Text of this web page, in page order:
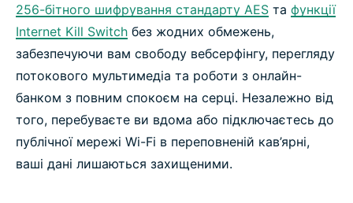
Розпочніть пробну версію ExpressVPN вже
сьогодні: 30 днів , 100% без ризику
256-бітного шифрування стандарту AES та функції
Internet Kill Switch без жодних обмежень,
забезпечуючи вам свободу вебсерфінгу, перегляду
потокового мультимедіа та роботи з онлайн-
банком з повним спокоєм на серці. Незалежно від
того, перебуваєте ви вдома або підключаєтесь до
публічної мережі Wi-Fi в переповненій кав’ярні,
ваші дані лишаються захищеними.